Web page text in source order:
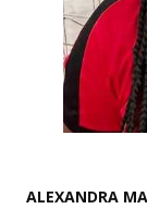
ALEXANDRA